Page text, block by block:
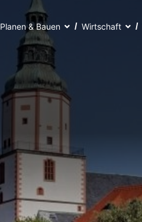
Planen & Bauen Wirtschaft